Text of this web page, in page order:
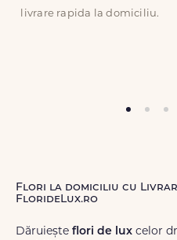
livrare rapida la domiciliu.
Flori la domiciliu cu
FlorideLux.ro
Dăruiește flori de lux celor